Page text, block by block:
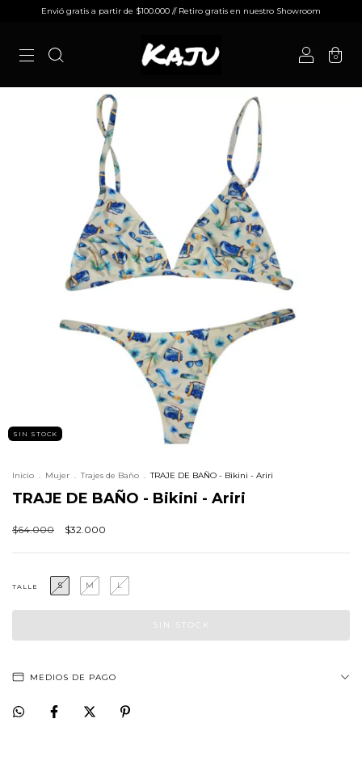
Envió gratis a partir de $100.000 // Retiro gratis en nuestro Showroom
0
SIN STOCK
Inicio . Mujer . Trajes de Baño . TRAJE DE BAÑO - Bikini - Ariri
TRAJE DE BAÑO - Bikini - Ariri
$64.000 $32.000
TALLE S M L
MEDIOS DE PAGO